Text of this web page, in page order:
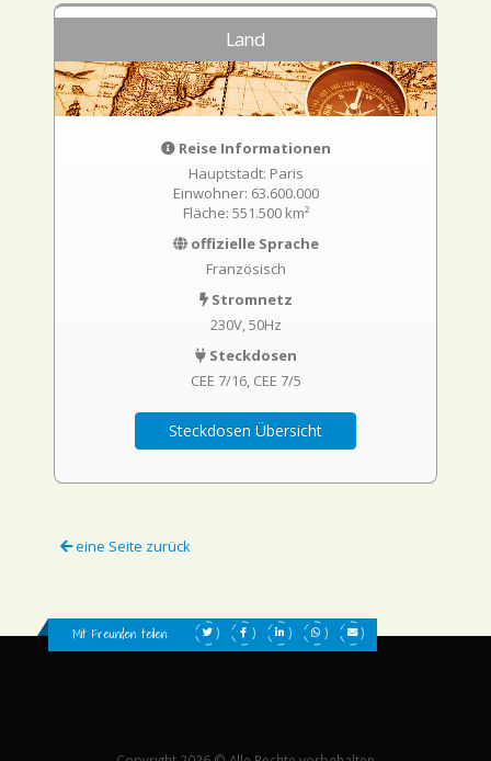
Land
Reise Informationen
Hauptstadt: Paris
Einwohner: 63.600.000
Fläche: 551.500 km²
offizielle Sprache
Französisch
Stromnetz
230V, 50Hz
Steckdosen
CEE 7/16 CEE 7/5
Steckdosen Übersicht
eine Seite zurück
Mit Freunden teilen: